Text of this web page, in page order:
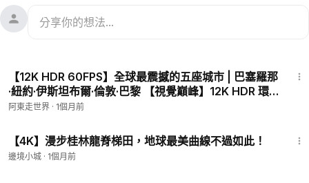
【12K HDR 60FPS】全球最震撼的五座城市 | 巴塞羅那
·紐約·伊斯坦布爾·倫敦·巴黎 【視覺巔峰】12K HDR 環
遊世界五大城市！最清晰的城市紀錄
阿東走世界 · 1個月前
【4K】漫步桂林龍脊梯田，地球最美曲線不過如此！
邊境小城 · 1個月前